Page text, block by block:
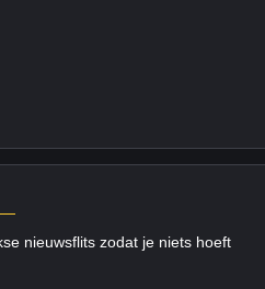
nieuwsflits zodat je niets hoeft